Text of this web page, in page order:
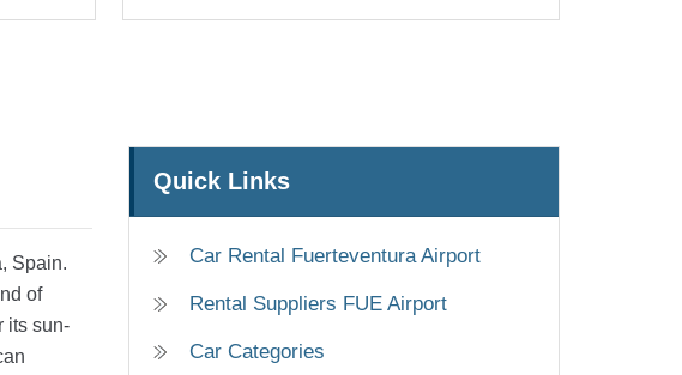
Quick Links
Car Rental Fuerteventura Airport
Rental Suppliers FUE Airport
Car Categories
Spain.
of
its sun-